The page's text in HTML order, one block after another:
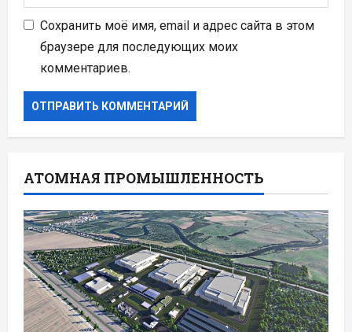
Сохранить моё имя, email и адрес сайта в этом
браузере для последующих моих
комментариев.
АТОМНАЯ ПРОМЫШЛЕННОСТЬ